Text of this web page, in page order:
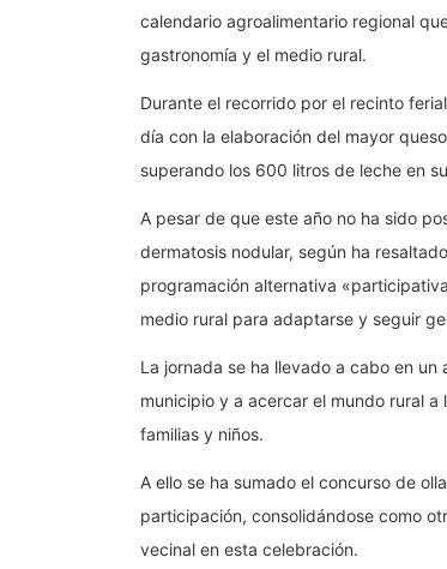
calendario agroalimentario regional
gastronomía y el medio rural.
Durante el recorrido por el recinto
día con la elaboración del mayor
superando los 600 litros de leche en
A pesar de que este año no ha sido
dermatosis nodular, según ha
programación alternativa
medio rural para adaptarse y seguir
La jornada se ha llevado a cabo en
municipio y a acercar el mundo rural
familias y niños.
A ello se ha sumado el concurso de
participación, consolidándose como
vecinal en esta celebración.